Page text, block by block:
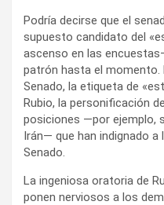
Podría decirse que el
supuesto candidato del
ascenso en las
patrón hasta el momento.
Senado, la etiqueta de
Rubio, la personificación
posiciones —por ejemplo,
Irán— que han indignado a
Senado.
La ingeniosa oratoria de
ponen nerviosos a los